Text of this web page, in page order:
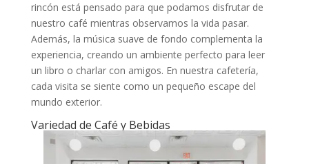
rincón está pensado para que podamos disfrutar de
nuestro café mientras observamos la vida pasar.
Además, la música suave de fondo complementa la
experiencia, creando un ambiente perfecto para leer
un libro o charlar con amigos. En nuestra cafetería,
cada visita se siente como un pequeño escape del
mundo exterior.
Variedad de Café y Bebidas